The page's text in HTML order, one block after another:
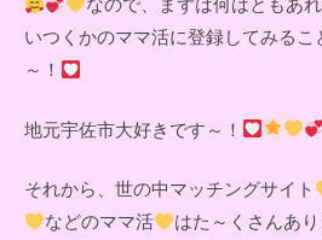
いつくかのママ活に登録してみる
～！
地元宇佐市大好きです～！
それから、世の中マッチングサイト
などのママ活
はた～くさんあ